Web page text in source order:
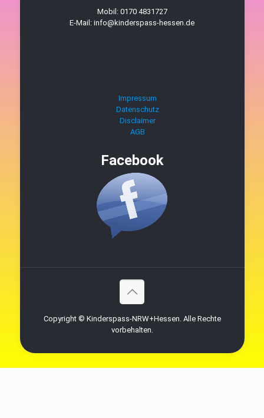
Mobil: 0170 4831727
E-Mail: info@kinderspass-hessen.de
Impressum
Datenschutz
Disclaimer
AGB
Facebook
Copyright © Kinderspass-NRW+Hessen. Alle Rechte
vorbehalten.